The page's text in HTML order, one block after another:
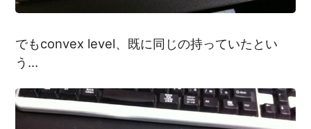
でもconvex level、既に同じの持っていたとい
う…